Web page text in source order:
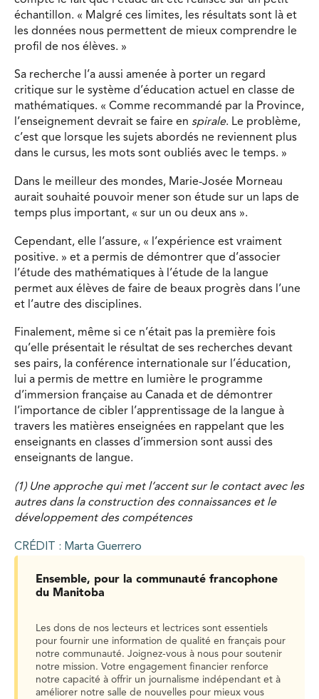
échantillon. « Malgré ces limites, les résultats sont là et
les données nous permettent de mieux comprendre le
profil de nos élèves. »
Sa recherche l’a aussi amenée à porter un regard
critique sur le système d’éducation actuel en classe de
mathématiques. « Comme recommandé par la Province,
l’enseignement devrait se faire en spirale. Le problème,
c’est que lorsque les sujets abordés ne reviennent plus
dans le cursus, les mots sont oubliés avec le temps. »
Dans le meilleur des mondes, Marie-Josée Morneau
aurait souhaité pouvoir mener son étude sur un laps de
temps plus important, « sur un ou deux ans ».
Cependant, elle l’assure, « l’expérience est vraiment
positive. » et a permis de démontrer que d’associer
l’étude des mathématiques à l’étude de la langue
permet aux élèves de faire de beaux progrès dans l’une
et l’autre des disciplines.
Finalement, même si ce n’était pas la première fois
qu’elle présentait le résultat de ses recherches devant
ses pairs, la conférence internationale sur l’éducation,
lui a permis de mettre en lumière le programme
d’immersion française au Canada et de démontrer
l’importance de cibler l’apprentissage de la langue à
travers les matières enseignées en rappelant que les
enseignants en classes d’immersion sont aussi des
enseignants de langue.
(1) Une approche qui met l’accent sur le contact avec les
autres dans la construction des connaissances et le
développement des compétences
CRÉDIT : Marta Guerrero
Ensemble, pour la communauté francophone
du Manitoba
Les dons de nos lecteurs et lectrices sont essentiels
pour fournir une information de qualité en français pour
notre communauté. Joignez-vous à nous pour soutenir
notre mission. Votre engagement financier renforce
notre capacité à offrir un journalisme indépendant et à
améliorer notre salle de nouvelles pour mieux vous